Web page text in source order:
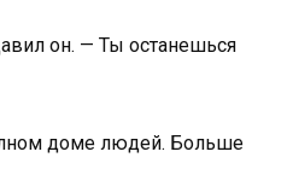
он. — Ты останешься
доме людей. Больше